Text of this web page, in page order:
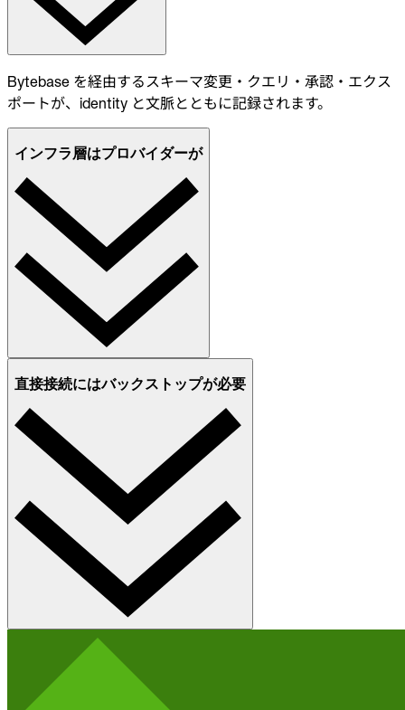
Bytebase を経由するスキーマ変更・クエリ・承認・エクス
ポートが、identity と文脈とともに記録されます。
インフラ層はプロバイダーが
直接接続にはバックストップが必要